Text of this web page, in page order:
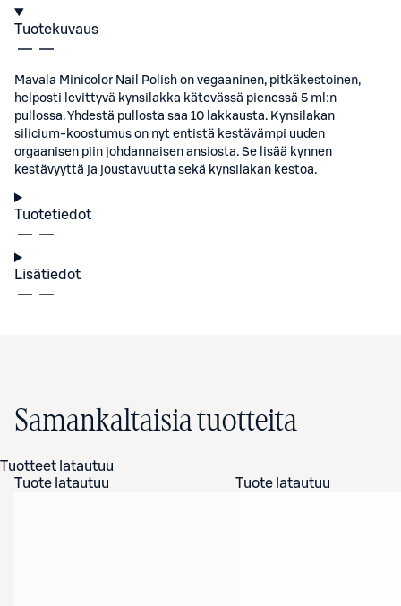
Tuotekuvaus
Mavala Minicolor Nail Polish on vegaaninen, pitkäkestoinen,
helposti levittyvä kynsilakka kätevässä pienessä 5 ml:n
pullossa. Yhdestä pullosta saa 10 lakkausta. Kynsilakan
silicium-koostumus on nyt entistä kestävämpi uuden
orgaanisen piin johdannaisen ansiosta. Se lisää kynnen
kestävyyttä ja joustavuutta sekä kynsilakan kestoa.
Tuotetiedot
Lisätiedot
Samankaltaisia tuotteita
Tuotteet latautuu
Tuote latautuu
Tuote latautuu